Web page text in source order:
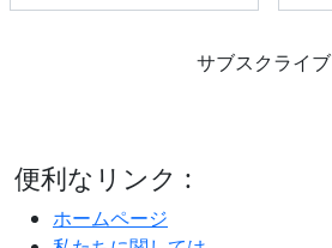
サブスクライブ
便利なリンク :
ホームページ